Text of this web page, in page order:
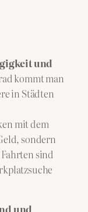
und
kommt man
in Städten
mit dem
sondern
sind